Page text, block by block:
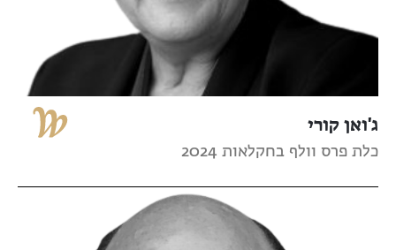
ג'ואן קורי
כלת פרס וולף בחקלאות 2024